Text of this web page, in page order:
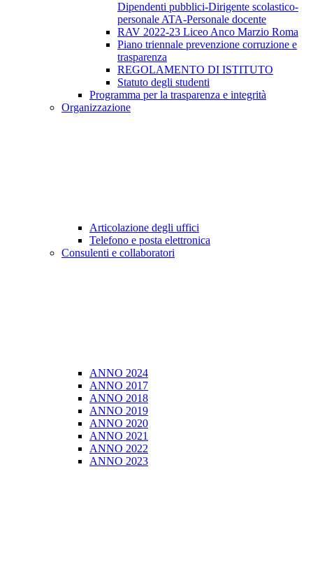
Dipendenti pubblici-Dirigente scolastico-
personale ATA-Personale docente
RAV 2022-23 Liceo Anco Marzio Roma
Piano triennale prevenzione corruzione e
trasparenza
REGOLAMENTO DI ISTITUTO
Statuto degli studenti
Programma per la trasparenza e integrità
Organizzazione
Articolazione degli uffici
Telefono e posta elettronica
Consulenti e collaboratori
ANNO 2024
ANNO 2017
ANNO 2018
ANNO 2019
ANNO 2020
ANNO 2021
ANNO 2022
ANNO 2023